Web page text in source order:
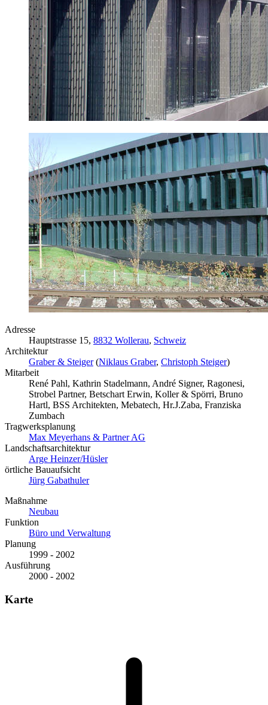
Adresse
Hauptstrasse 15, 8832 Wollerau, Schweiz
Architektur
Graber & Steiger(Niklaus Graber, Christoph Steiger)
Mitarbeit
René Pahl, Kathrin Stadelmann, André Signer, Ragonesi,
Strobel Partner, Betschart Erwin, Koller & Spörri, Bruno
Hartl, BSS Architekten, Mebatech, Hr.J.Zaba, Franziska
Zumbach
Tragwerksplanung
Max Meyerhans & Partner AG
Landschaftsarchitektur
Arge Heinzer/Hüsler
örtliche Bauaufsicht
Jürg Gabathuler
Maßnahme
Neubau
Funktion
Büro und Verwaltung
Planung
1999 - 2002
Ausführung
2000 - 2002
Karte